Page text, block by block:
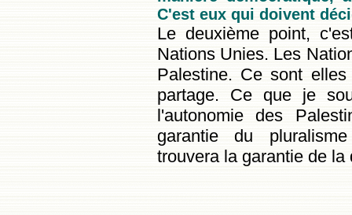
C'est eux qui doivent
Le deuxième point,
Nations Unies. Les
Palestine. Ce sont
partage. Ce que je
l'autonomie des
garantie du
trouvera la garantie de